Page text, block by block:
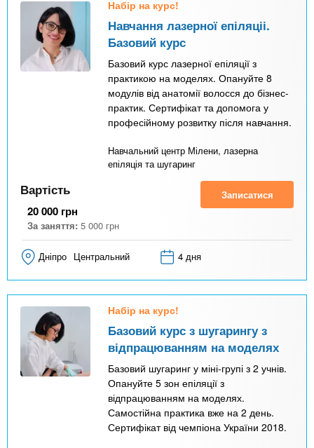
в
н
а
в
к
)
Набір на курс!
Навчання лазерної епіляціі.
Базовий курс
Базовий курс лазерної епіляції з
практикою на моделях. Опануйте 8
модулів від анатомії волосся до бізнес-
практик. Сертифікат та допомога у
професійному розвитку після навчання.
Навчальний центр Мілени, лазерна
епіляція та шугаринг
Вартість
20 000 грн
За заняття: 5 000 грн
Записатися
Дніпро Центральний 4 дня
Набір на курс!
Базовий курс з шугарингу з
відпрацюванням на моделях
Базовий шугаринг у міні-групі з 2 учнів.
Опануйте 5 зон епіляції з
відпрацюванням на моделях.
Самостійна практика вже на 2 день.
Сертифікат від чемпіона України 2018.